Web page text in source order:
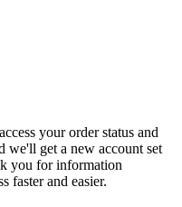
your order status and
we'll get a new account set
you for information
faster and easier.